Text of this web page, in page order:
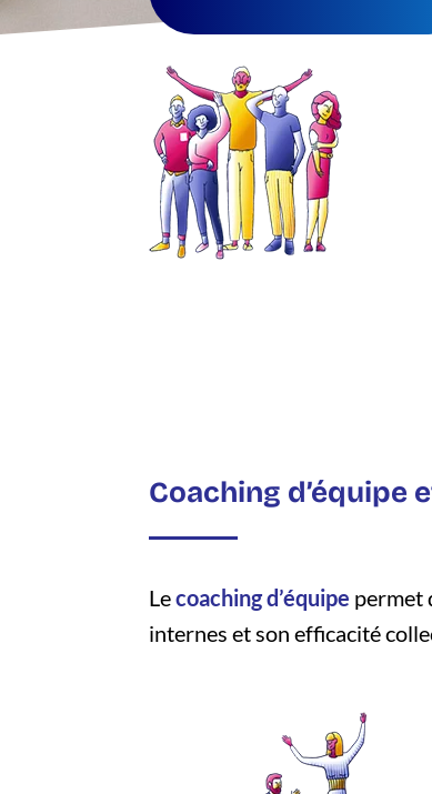
Coaching d’équipe
Lecoaching d’équipe permet
internes et son efficacité